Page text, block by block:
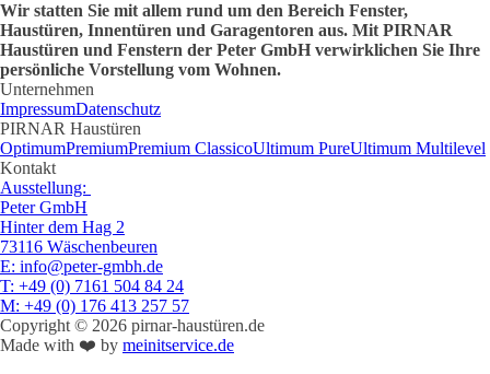
Wir statten Sie mit allem rund um den Bereich Fenster,
Haustüren, Innentüren und Garagentoren aus. Mit PIRNAR
Haustüren und Fenstern der Peter GmbH verwirklichen Sie Ihre
persönliche Vorstellung vom Wohnen.
Unternehmen
ImpressumDatenschutz
PIRNAR Haustüren
OptimumPremiumPremium ClassicoUltimum PureUltimum Multilevel
Kontakt
Ausstellung:
Peter GmbH
Hinter dem Hag 2
73116 Wäschenbeuren
E: info@peter-gmbh.de
T: +49 (0) 7161 504 84 24
M: +49 (0) 176 413 257 57
Copyright © 2026 pirnar-haustüren.de
Made with ❤️ by meinitservice.de